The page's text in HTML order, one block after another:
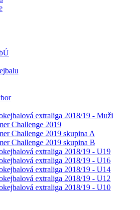
extraliga 2018/19 - Muži
Challenge 2019
Challenge 2019 skupina A
Challenge 2019 skupina B
extraliga 2018/19 - U19
extraliga 2018/19 - U16
extraliga 2018/19 - U14
extraliga 2018/19 - U12
extraliga 2018/19 - U10